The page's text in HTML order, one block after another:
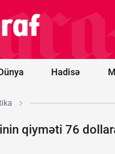
Hadisə
qiyməti 76